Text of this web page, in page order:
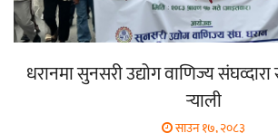
धरानमा सुनसरी उद्योग वाणिज्य
र्‍याली
साउन १७, २०८३